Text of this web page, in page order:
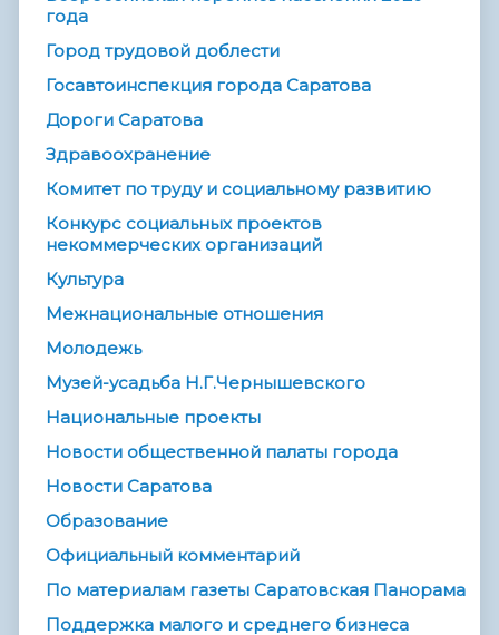
года
Город трудовой доблести
Госавтоинспекция города Саратова
Дороги Саратова
Здравоохранение
Комитет по труду и социальному развитию
Конкурс социальных проектов
некоммерческих организаций
Культура
Межнациональные отношения
Молодежь
Музей-усадьба Н.Г.Чернышевского
Национальные проекты
Новости общественной палаты города
Новости Саратова
Образование
Официальный комментарий
По материалам газеты Саратовская Панорама
Поддержка малого и среднего бизнеса